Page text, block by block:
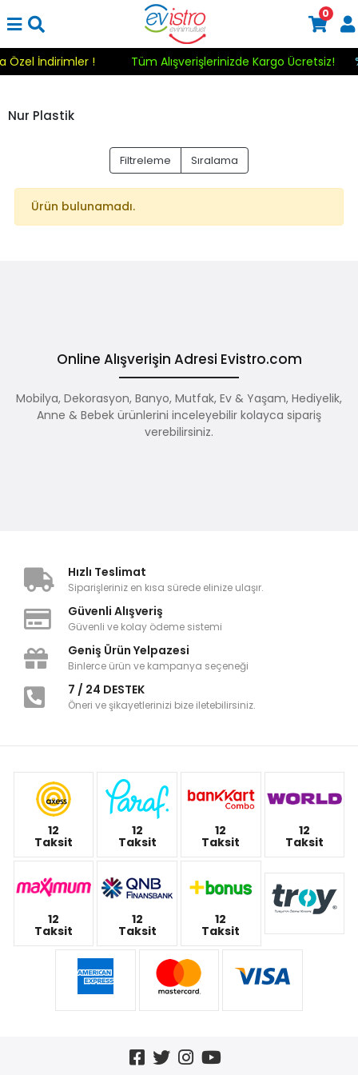
Özel İndirimler ! Tüm Alışverişlerinizde Kargo Ücretsiz!
0
Nur Plastik
Filtreleme Sıralama
Ürün bulunamadı.
Online Alışverişin Adresi Evistro.com
Mobilya, Dekorasyon, Banyo, Mutfak, Ev & Yaşam, Hediyelik,
Anne & Bebek ürünlerini inceleyebilir kolayca sipariş
verebilirsiniz.
Hızlı Teslimat
Siparişleriniz en kısa sürede elinize ulaşır.
Güvenli Alışveriş
Güvenli ve kolay ödeme sistemi
Geniş Ürün Yelpazesi
Binlerce ürün ve kampanya seçeneği
7 / 24 DESTEK
Öneri ve şikayetlerinizi bize iletebilirsiniz.
12
Taksit
12
Taksit
12
Taksit
12
Taksit
12
Taksit
12
Taksit
12
Taksit